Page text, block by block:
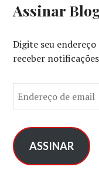
Assinar
Digite seu
receber
n
e
r
e
ASSINAR